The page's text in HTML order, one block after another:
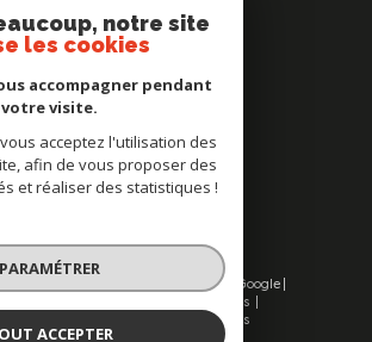
209 rue du Faubourg St Denis
75010 Paris
Nous suivre sur
droits réservés | Traduction powered by Google |
Mentions légales
Cookies
notre site
les cookies
accompagner pendant
votre visite.
acceptez l'utilisation des
afin de vous proposer des
et réaliser des statistiques !
PARAMÉTRER
ACCEPTER